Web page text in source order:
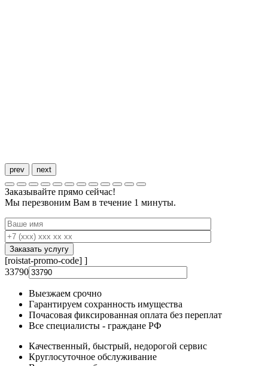
prev next
Заказывайте прямо сейчас!
Мы перезвоним Вам в течение 1 минуты.
[roistat-promo-code] ]
33790
Выезжаем срочно
Гарантируем сохранность имущества
Почасовая фиксированная оплата без переплат
Все специалисты - граждане РФ
Качественный, быстрый, недорогой сервис
Круглосуточное обслуживание